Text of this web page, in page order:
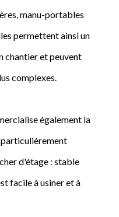
manu-portables
permettent ainsi un
chantier et peuvent
complexes.
également la
particulièrement
d'étage : stable
facile à usiner et à